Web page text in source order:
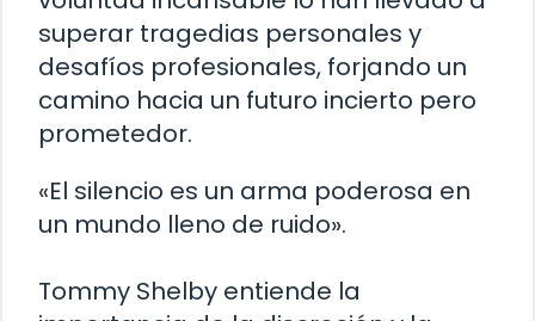
superar tragedias personales y
desafíos profesionales, forjando un
camino hacia un futuro incierto pero
prometedor.
«El silencio es un arma poderosa en
un mundo lleno de ruido».
Tommy Shelby entiende la